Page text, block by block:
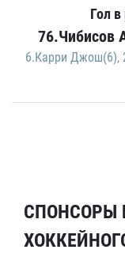
Гол в
76.Чибисов
6.Карри Джош(6),
СПОНСОРЫ